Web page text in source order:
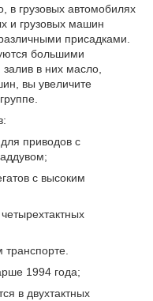
в грузовых автомобилях
и грузовых машин
присадками.
большими
в них масло,
вы увеличите
приводов с
с высоким
1994 года;
в двухтактных